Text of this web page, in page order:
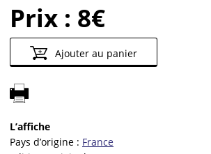
Prix : 8€
Ajouter au panier
L’affiche
Pays d’origine : France